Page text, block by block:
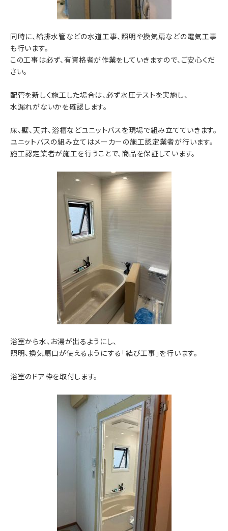
同時に、給排水管などの水道工事、照明や換気扇などの電気工事
も行います。
この工事は必ず、有資格者が作業をしていきますので、ご安心くだ
さい。
配管を新しく施工した場合は、必ず水圧テストを実施し、
水漏れがないかを確認します。
床、壁、天井、浴槽などユニットバスを現場で組み立てていきます。
ユニットバスの組み立てはメーカーの施工認定業者が行います。
施工認定業者が施工を行うことで、商品を保証しています。
浴室から水、お湯が出るようにし、
照明、換気扇口が使えるようにする「結び工事」を行います。
浴室のドア枠を取付します。